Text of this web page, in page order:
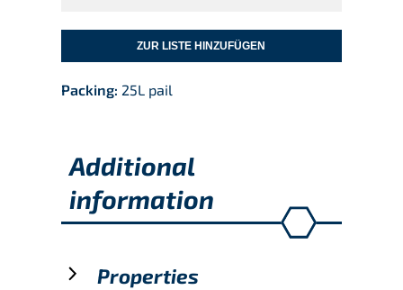
ZUR LISTE HINZUFÜGEN
Packing: 25L pail
Additional
information
Properties